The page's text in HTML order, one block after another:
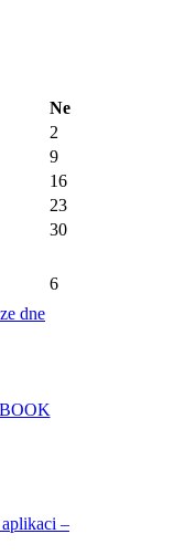
Ne
2
9
16
23
30
dne
6
–